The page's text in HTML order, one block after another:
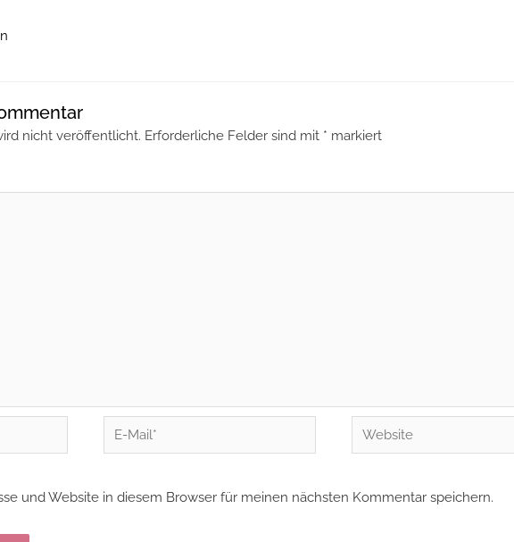
nicht veröffentlicht. Erforderliche Felder sind mit * markiert
E-
Mail*
Website
und Website in diesem Browser für meinen nächsten Kommentar speichern.